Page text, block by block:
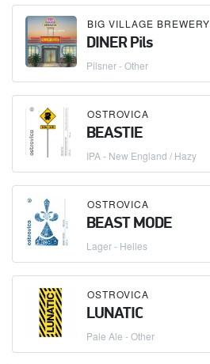
BIG VILLAGE BREWERY
DINER Pils
Pilsner - Other
OSTROVICA
BEASTIE
IPA - New England / Hazy
OSTROVICA
BEAST MODE
Lager - Helles
OSTROVICA
LUNATIC
Pale Ale - Other